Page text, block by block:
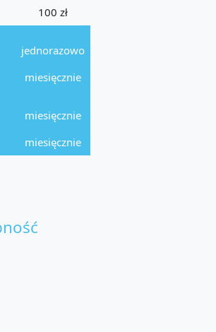
100 zł
jednorazowo
miesięcznie
miesięcznie
miesięcznie